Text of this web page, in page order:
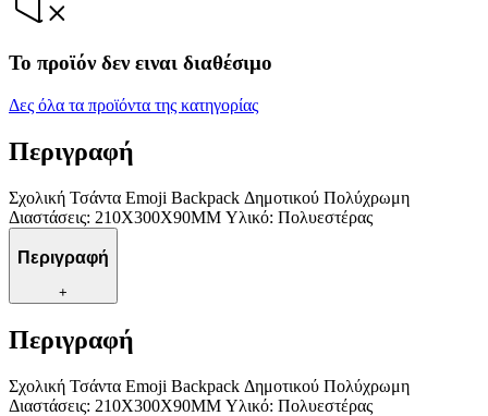
Το προϊόν δεν ειναι διαθέσιμο
Δες όλα τα προϊόντα της κατηγορίας
Περιγραφή
Σχολική Τσάντα Emoji Backpack Δημοτικού Πολύχρωμη
Διαστάσεις: 210X300X90MM Υλικό: Πολυεστέρας
Περιγραφή
+
Περιγραφή
Σχολική Τσάντα Emoji Backpack Δημοτικού Πολύχρωμη
Διαστάσεις: 210X300X90MM Υλικό: Πολυεστέρας